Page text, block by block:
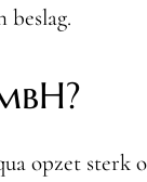
opzet sterk